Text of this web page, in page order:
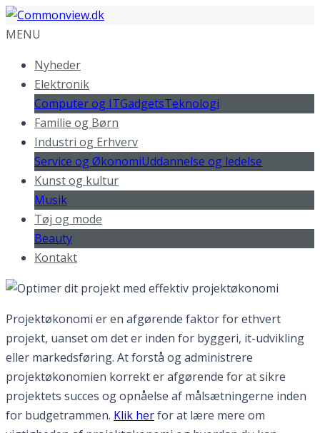
MENU
Nyheder
Elektronik
Computer og ITGadgetsTeknologi
Familie og Børn
Industri og Erhverv
Service og ØkonomiUddannelse og ledelse
Kunst og kultur
Musik
Tøj og mode
Beauty
Kontakt
Projektøkonomi er en afgørende faktor for ethvert
projekt, uanset om det er inden for byggeri, it-udvikling
eller markedsføring. At forstå og administrere
projektøkonomien korrekt er afgørende for at sikre
projektets succes og opnåelse af målsætningerne inden
for budgetrammen. Klik herfor at lære mere om